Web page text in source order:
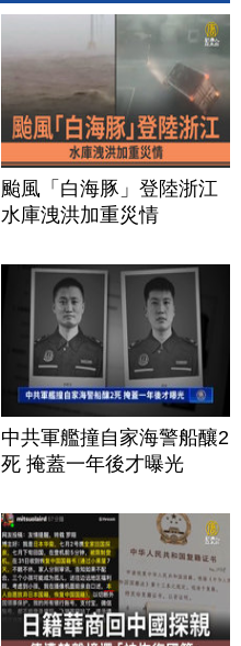
颱風「白海豚」登陸浙江
水庫洩洪加重災情
中共軍艦撞自家海警船釀2
死 掩蓋一年後才曝光